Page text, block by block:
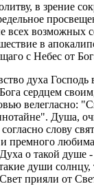
в зре­ние
всех воз­мож­ных
в
с Небес от
духа
серд­цем
ве­лег­лас­но:
Душа,
слову
пре­мно­го
о такой душе
души солн­цу,
при­я­ли от